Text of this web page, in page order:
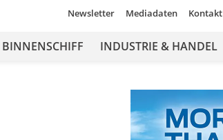
Newsletter Mediadaten Kontakt
BINNENSCHIFF INDUSTRIE & HANDEL